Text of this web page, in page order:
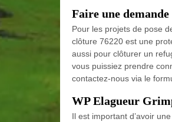
Faire une
Pour les projets de pose
clôture 76220 est une
aussi pour clôturer un
vous puissiez prendre
contactez-nous via le
WP Elagueur
Il est important d’avoir